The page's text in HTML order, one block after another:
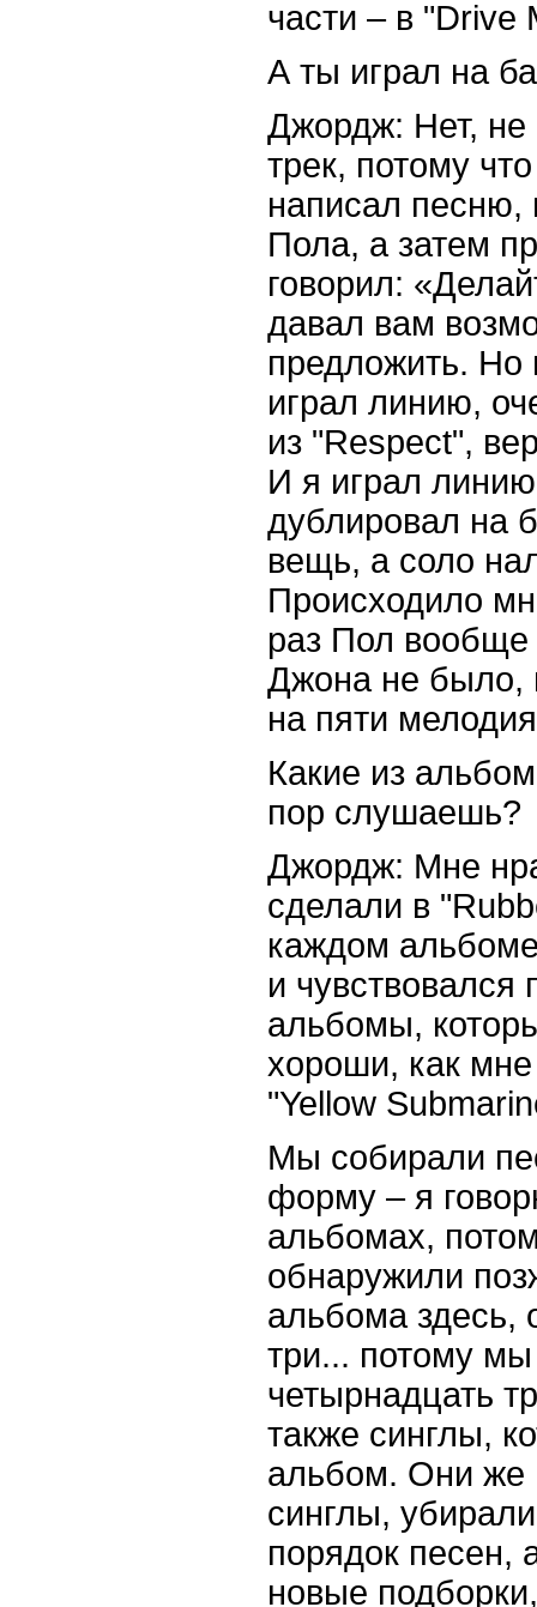
части – в "Drive
А ты играл на
Джордж: Нет,
трек, потому
написал песню,
Пола, а затем
говорил:
давал вам
предложить. Но
играл линию,
из "Respect",
И я играл
дублировал на
вещь, а соло
Происходило
раз Пол вообще
Джона не было,
на пяти
Какие из
пор слушаешь?
Джордж: Мне
сделали в
каждом
и чувствовался
альбомы,
хороши, как
"Yellow
Мы собирали
форму – я
альбомах,
обнаружили
альбома здесь,
три... потому
четырнадцать
также синглы,
альбом. Они же
синглы,
порядок песен,
новые